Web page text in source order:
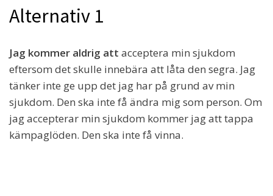
Alternativ 1
Jag kommer aldrig att acceptera min sjukdom
eftersom det skulle innebära att låta den segra. Jag
tänker inte ge upp det jag har på grund av min
sjukdom. Den ska inte få ändra mig som person. Om
jag accepterar min sjukdom kommer jag att tappa
kämpaglöden. Den ska inte få vinna.